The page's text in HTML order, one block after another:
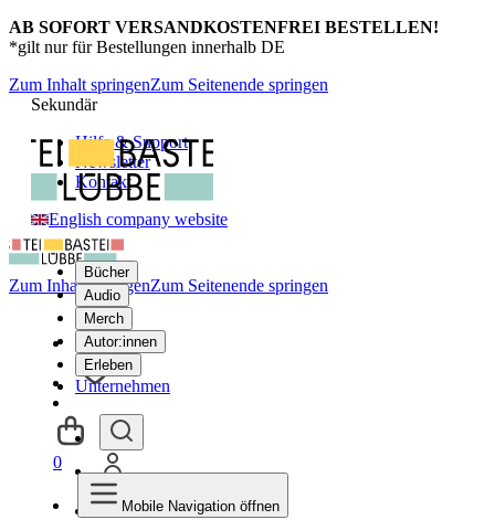
AB SOFORT VERSANDKOSTENFREI BESTELLEN!
*gilt nur für Bestellungen innerhalb DE
Zum Inhalt springenZum Seitenende springen
Sekundär
Hilfe & Support
Newsletter
Kontakt
English company website
Bücher
Audio
Merch
Autor:innen
Erleben
Unternehmen
Zum Inhalt springenZum Seitenende springen
0
Mobile Navigation öffnen